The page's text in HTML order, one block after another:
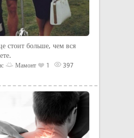
стоит больше, чем вся
Мамонт 1
397